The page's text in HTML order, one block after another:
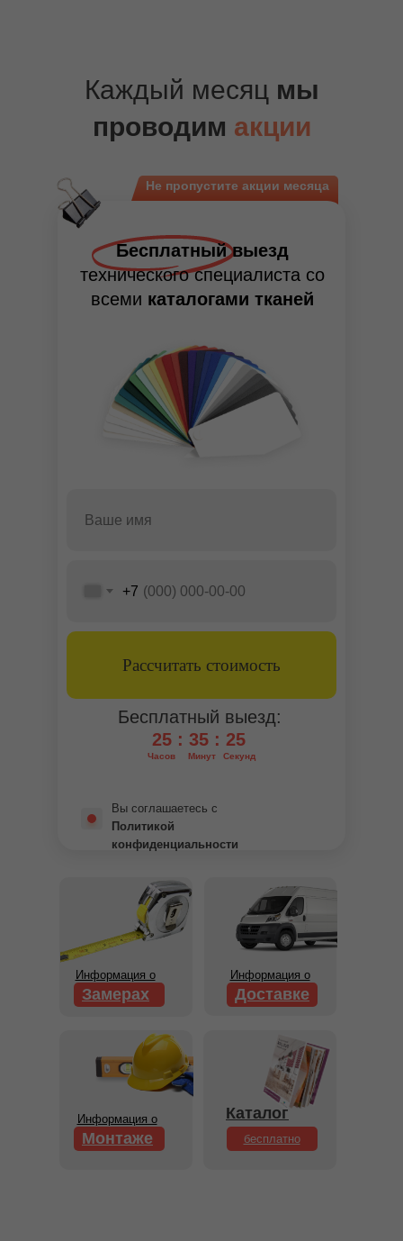
Информация о
Замерах
Информация о
Информация о
Монтаже
Каждый месяц мы
проводим акции
Бесплатный выезд
технического специалиста со
всеми каталогами тканей
+7
Рассчитать стоимость
Бесплатный выезд:
25 : 35 : 25
Вы соглашаетесь с
Политикой
конфиденциальности
Не пропустите акции месяца
Каталог
бесплатно
Часов Минут Секунд
Доставке